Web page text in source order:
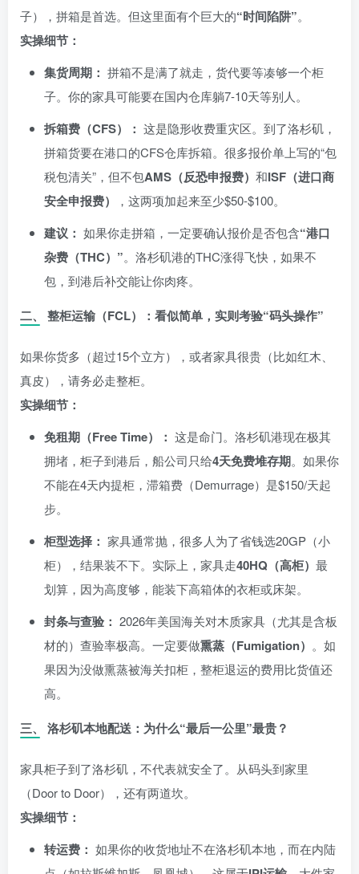
子），拼箱是首选。但这里面有个巨大的“时间陷阱”。
实操细节：
集货周期： 拼箱不是满了就走，货代要等凑够一个柜
子。你的家具可能要在国内仓库躺7-10天等别人。
拆箱费（CFS）： 这是隐形收费重灾区。到了洛杉矶，
拼箱货要在港口的CFS仓库拆箱。很多报价单上写的“包
税包清关”，但不包AMS（反恐申报费） 和ISF（进口商
安全申报费）
，这两项加起来至少$50-$100。
建议： 如果你走拼箱，一定要确认报价是否包含“港口
杂费（THC）”。洛杉矶港的THC涨得飞快，如果不
包，到港后补交能让你肉疼。
二、 整柜运输（FCL）：看似简单，实则考验“码头操作”
如果你货多（超过15个立方），或者家具很贵（比如红木、
真皮），请务必走整柜。
实操细节：
免租期（Free Time）： 这是命门。洛杉矶港现在极其
拥堵，柜子到港后，船公司只给4天免费堆存期。如果你
不能在4天内提柜，滞箱费（Demurrage）是$150/天起
步。
柜型选择： 家具通常抛，很多人为了省钱选20GP（小
柜），结果装不下。实际上，家具走40HQ（高柜） 最
划算，因为高度够，能装下高箱体的衣柜或床架。
封条与查验： 2026年美国海关对木质家具（尤其是含板
材的）查验率极高。一定要做熏蒸（Fumigation） 。如
果因为没做熏蒸被海关扣柜，整柜退运的费用比货值还
高。
三、 洛杉矶本地配送：为什么“最后一公里”最贵？
家具柜子到了洛杉矶，不代表就安全了。从码头到家里
（Door to Door），还有两道坎。
实操细节：
转运费： 如果你的收货地址不在洛杉矶本地，而在内陆